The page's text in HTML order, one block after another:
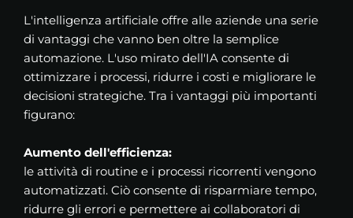
L'intelligenza artificiale offre alle aziende una serie
di vantaggi che vanno ben oltre la semplice
automazione. L'uso mirato dell'IA consente di
ottimizzare i processi, ridurre i costi e migliorare le
decisioni strategiche. Tra i vantaggi più importanti
figurano:
Aumento dell'efficienza:
le attività di routine e i processi ricorrenti vengono
automatizzati. Ciò consente di risparmiare tempo,
ridurre gli errori e permettere ai collaboratori di